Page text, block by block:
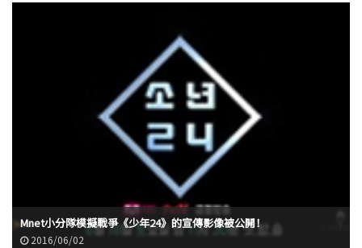
Mnet小分隊模擬戰爭《少年24》的宣傳影像被公開！
2016/06/02